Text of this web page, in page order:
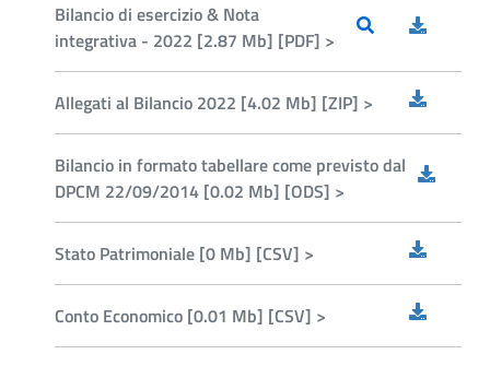
Bilancio di esercizio & Nota
integrativa - 2022 [2.87 Mb] [PDF] >
Allegati al Bilancio 2022 [4.02 Mb] [ZIP] >
Bilancio in formato tabellare come previsto dal
DPCM 22/09/2014 [0.02 Mb] [ODS] >
Stato Patrimoniale [0 Mb] [CSV] >
Conto Economico [0.01 Mb] [CSV] >